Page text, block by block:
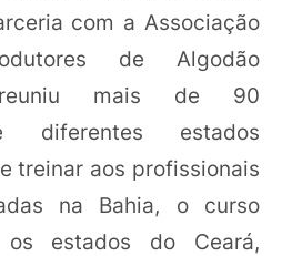
com a Associação
de Algodão
mais de 90
diferentes estados
treinar aos profissionais
na Bahia, o curso
os estados do Ceará,